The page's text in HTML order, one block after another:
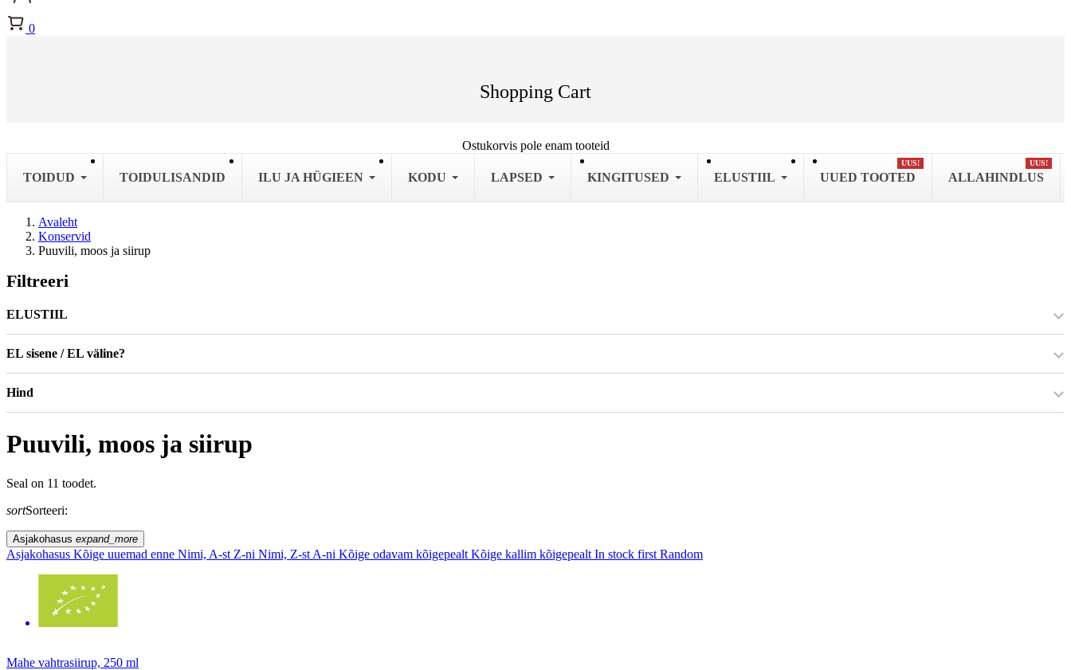
0
Shopping Cart
Ostukorvis pole enam tooteid
TOIDUD TOIDULISANDID ILU JA HÜGIEEN KODU LAPSED KINGITUSED ELUSTIIL UUED TOOTED
UUS!
ALLAHINDLUS
UUS!
Avaleht
Konservid
Puuvili, moos ja siirup
Filtreeri
ELUSTIIL
EL sisene / EL väline?
Hind
Puuvili, moos ja siirup
Seal on 11 toodet.
sortSorteeri:
Asjakohasus expand_more
Asjakohasus Kõige uuemad enne Nimi, A-st Z-ni Nimi, Z-st A-ni Kõige odavam kõigepealt Kõige kallim kõigepealt In stock first Random
Mahe vahtrasiirup, 250 ml